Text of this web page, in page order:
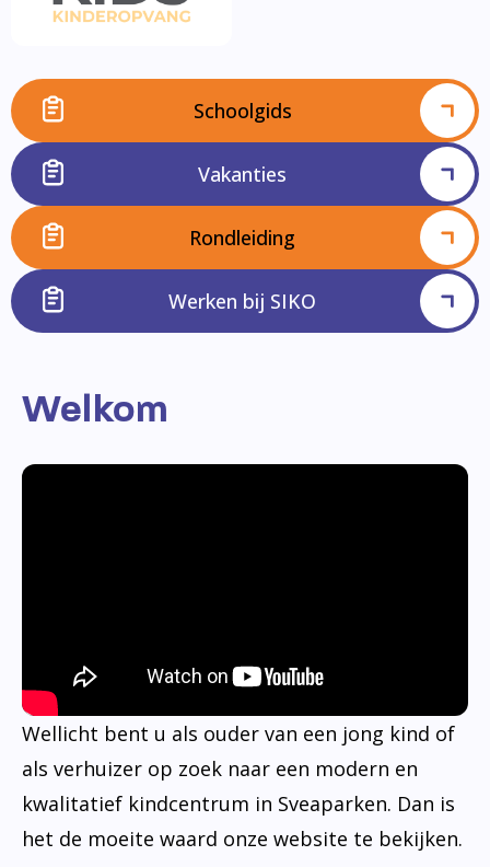
Schoolgids
Vakanties
Rondleiding
Werken bij SIKO
Welkom
Wellicht bent u als ouder van een jong kind of
als verhuizer op zoek naar een modern en
kwalitatief kindcentrum in Sveaparken. Dan is
het de moeite waard onze website te bekijken.